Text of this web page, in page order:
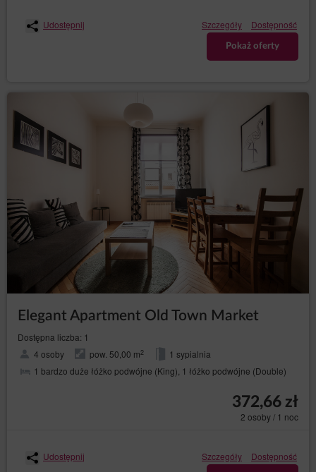
Udostępnij Szczegóły Dostępność
Pokaż oferty
Elegant Apartment Old Town Market
Dostępna liczba: 1
4 osoby
pow. 50,00 m2
1 sypialnia
1 bardzo duże łóżko podwójne (King), 1 łóżko podwójne (Double)
372,66 zł
2 osoby / 1 noc
Udostępnij Szczegóły Dostępność